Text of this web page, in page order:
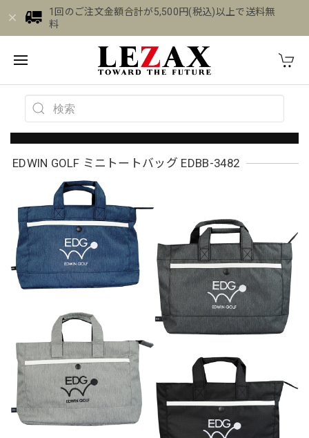
1回のご注文金額合計が5,500円(税込)以上で送料無
料
EDWIN GOLF ミニトートバッグ EDBB-3482